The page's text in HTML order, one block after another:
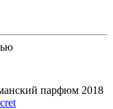
парфюм 2018